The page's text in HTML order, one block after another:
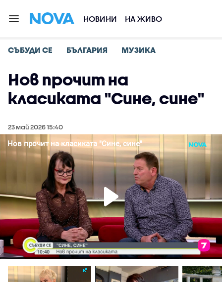
НОВИНИ НА ЖИВО
СЪБУДИ СЕ БЪЛГАРИЯ МУЗИКА
Нов прочит на
класиката "Сине, сине"
23 май 2026 15:40